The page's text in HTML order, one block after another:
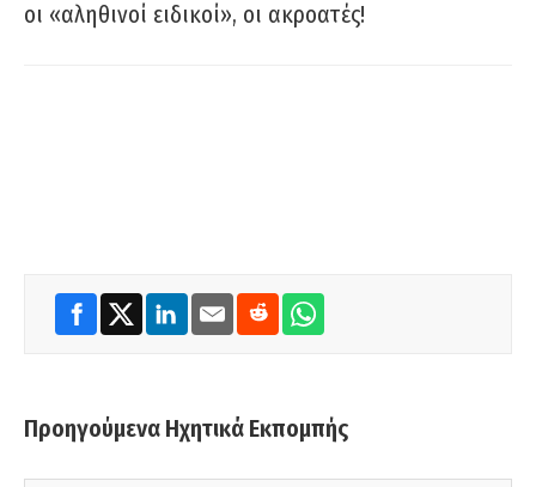
οι «αληθινοί ειδικοί», οι ακροατές!
Προηγούμενα Ηχητικά Εκπομπής